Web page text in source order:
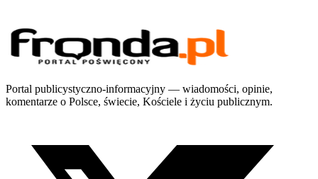
Portal publicystyczno-informacyjny — wiadomości, opinie,
komentarze o Polsce, świecie, Kościele i życiu publicznym.